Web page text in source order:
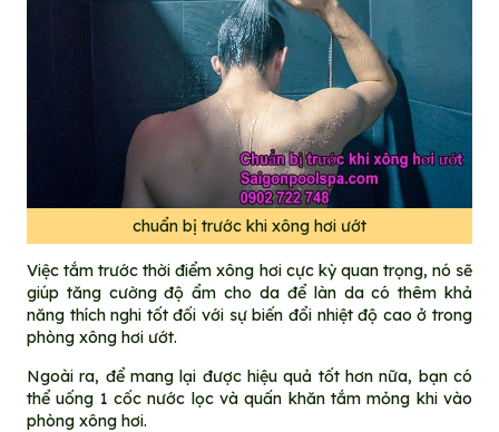
chuẩn bị trước khi xông hơi ướt
Việc tắm trước thời điểm xông hơi cực kỳ quan trọng, nó sẽ
giúp tăng cường độ ẩm cho da để làn da có thêm khả
năng thích nghi tốt đối với sự biến đổi nhiệt độ cao ở trong
phòng xông hơi ướt.
Ngoài ra, để mang lại được hiệu quả tốt hơn nữa, bạn có
thể uống 1 cốc nước lọc và quấn khăn tắm mỏng khi vào
phòng xông hơi.